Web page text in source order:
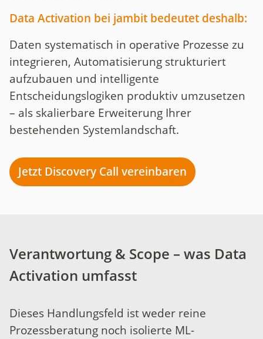
Data Activation bei jambit bedeutet deshalb:
Daten systematisch in operative Prozesse zu
integrieren, Automatisierung strukturiert
aufzubauen und intelligente
Entscheidungslogiken produktiv umzusetzen
– als skalierbare Erweiterung Ihrer
bestehenden Systemlandschaft.
Jetzt Discovery Call vereinbaren
Verantwortung & Scope – was Data
Activation umfasst
Dieses Handlungsfeld ist weder reine
Prozessberatung noch isolierte ML-